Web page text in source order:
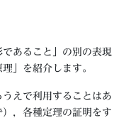
であること」の別の表現
」を紹介します。
えで利用することはあ
，各種定理の証明をす